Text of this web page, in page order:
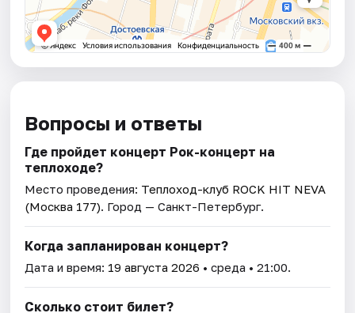
Вопросы и ответы
Где пройдет концерт Рок-концерт нa
теплоходe?
Место проведения: Теплоход-клуб ROCK HIT NEVA
(Москва 177). Город — Санкт-Петербург.
Когда запланирован концерт?
Дата и время: 19 августа 2026 • среда • 21:00.
Сколько стоит билет?